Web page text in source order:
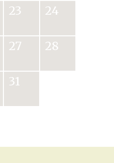
23 24
27 28
31